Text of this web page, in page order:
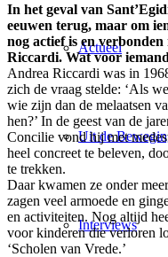
Actueel
Uit de
Interviews
In het geval van
eeuwen terug, maar om
nog actief is en
Riccardi. Wat voor
Andrea Riccardi was in
zich de vraag stelde: ‘Als
wie zijn dan de melaatsen
hen?’ In de geest van de
Concilie vond hij met
heel concreet te beleven,
te trekken.
Daar kwamen ze onder
zagen veel armoede en
en activiteiten. Nog altijd
voor kinderen die verloren
‘Scholen van Vrede.’